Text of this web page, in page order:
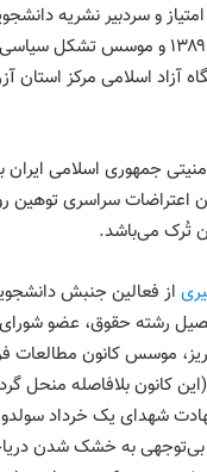
و سردبیر نشریه
آزاد اسلامی تبریز درسال ۱۳۸۹ و موسس
آزاد اسلامی مرکز استان
جمهوری اسلامی
اعتراضات سراسری توهین
از فعالین جنبش
تحصیل رشته حقوق، عضو
موسس کانون مطالعات
شهدای یک خرداد
به بی‌توجهی به خشک شدن